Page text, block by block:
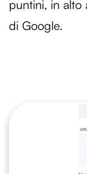
puntini, in alto
di Google.